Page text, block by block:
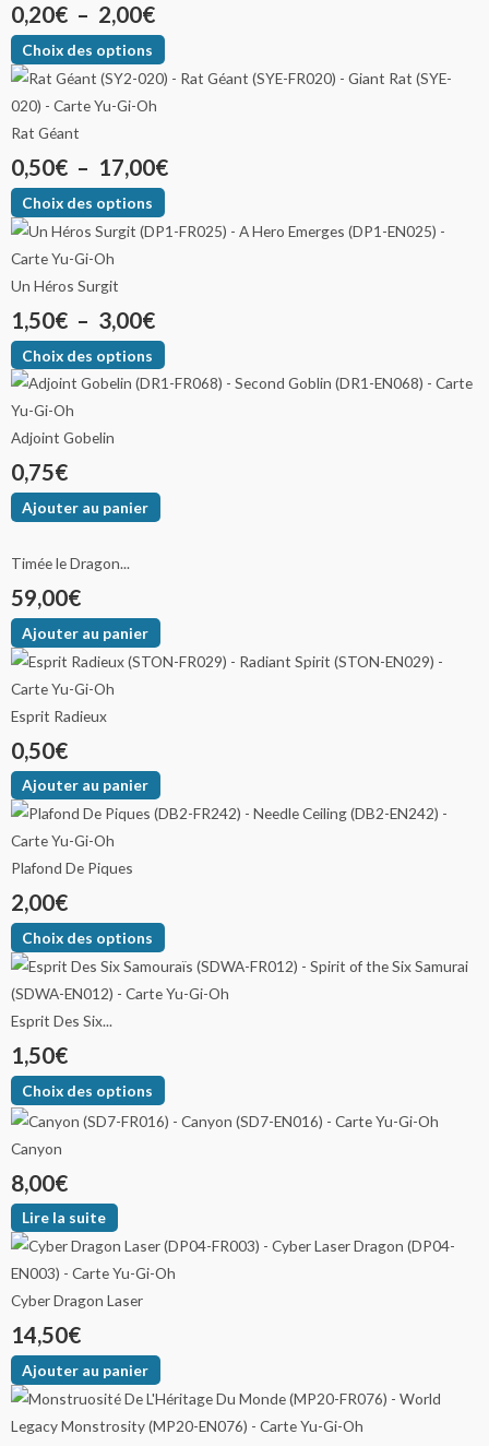
0,20€ – 2,00€
Choix des options
Rat Géant
0,50€ – 17,00€
Choix des options
Un Héros Surgit
1,50€ – 3,00€
Choix des options
Adjoint Gobelin
0,75€
Ajouter au panier
Timée le Dragon...
59,00€
Ajouter au panier
Esprit Radieux
0,50€
Ajouter au panier
Plafond De Piques
2,00€
Choix des options
Esprit Des Six...
1,50€
Choix des options
Canyon
8,00€
Lire la suite
Cyber Dragon Laser
14,50€
Ajouter au panier